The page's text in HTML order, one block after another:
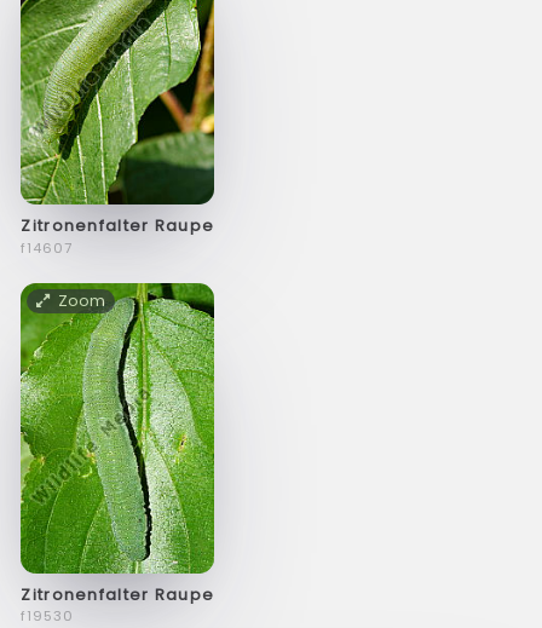
Zitronenfalter Raupe
f14607
Zoom
Zitronenfalter Raupe
f19530